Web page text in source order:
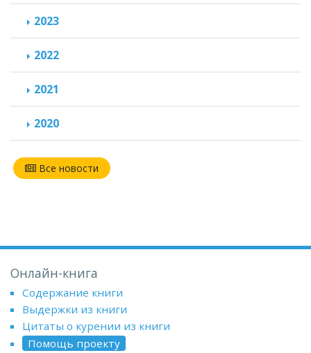
2023
2022
2021
2020
Все новости
Онлайн-книга
Содержание книги
Выдержки из книги
Цитаты о курении из книги
Помощь проекту